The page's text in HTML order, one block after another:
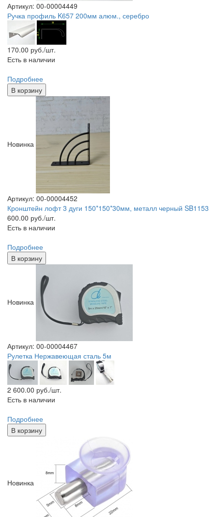
Артикул: 00-00004449
Ручка профиль K657 200мм алюм., серебро
170.00 руб./шт.
Есть в наличии
Подробнее
В корзину
Новинка
Артикул: 00-00004452
Кронштейн лофт 3 дуги 150*150*30мм, металл черный SB1153
600.00 руб./шт.
Есть в наличии
Подробнее
В корзину
Новинка
Артикул: 00-00004467
Рулетка Нержавеющая сталь 5м
2 600.00 руб./шт.
Есть в наличии
Подробнее
В корзину
Новинка